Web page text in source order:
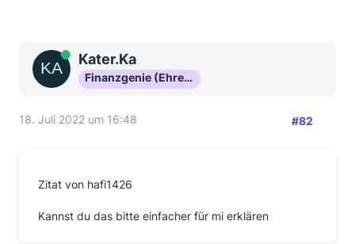
OnlineKater.Ka
Finanzgenie (Ehrenmitglied)
18. Juli 2022 um 16:48 #82
Zitat von hafi1426
Kannst du das bitte einfacher für mi erklären